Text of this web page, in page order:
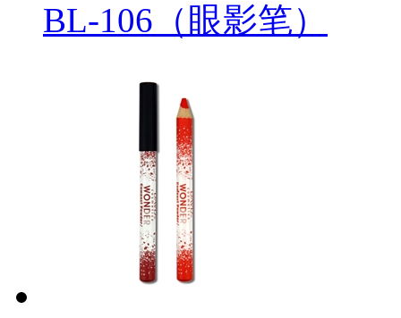
BL-106（眼影笔）